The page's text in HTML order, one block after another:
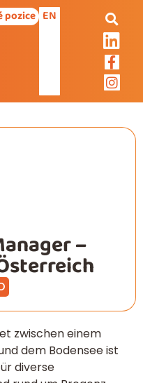
pozice EN
–
zwischen einem
dem Bodensee ist
diverse